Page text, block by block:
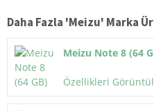
Daha Fazla 'Meizu' Marka
Meizu Note 8 (64
Özellikleri